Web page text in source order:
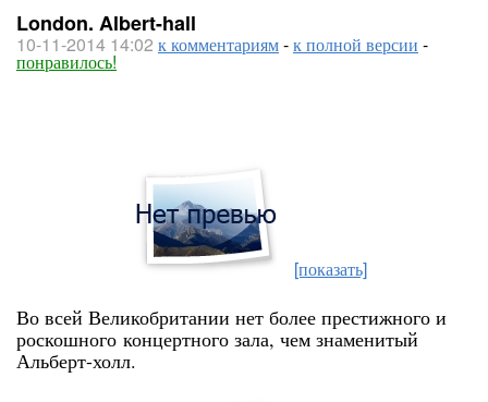
London. Albert-hall
10-11-2014 14:02 к комментариям-к полной версии -
понравилось!
[показать]
Во всей Великобритании нет более престижного и
роскошного концертного зала, чем знаменитый
Альберт-холл.